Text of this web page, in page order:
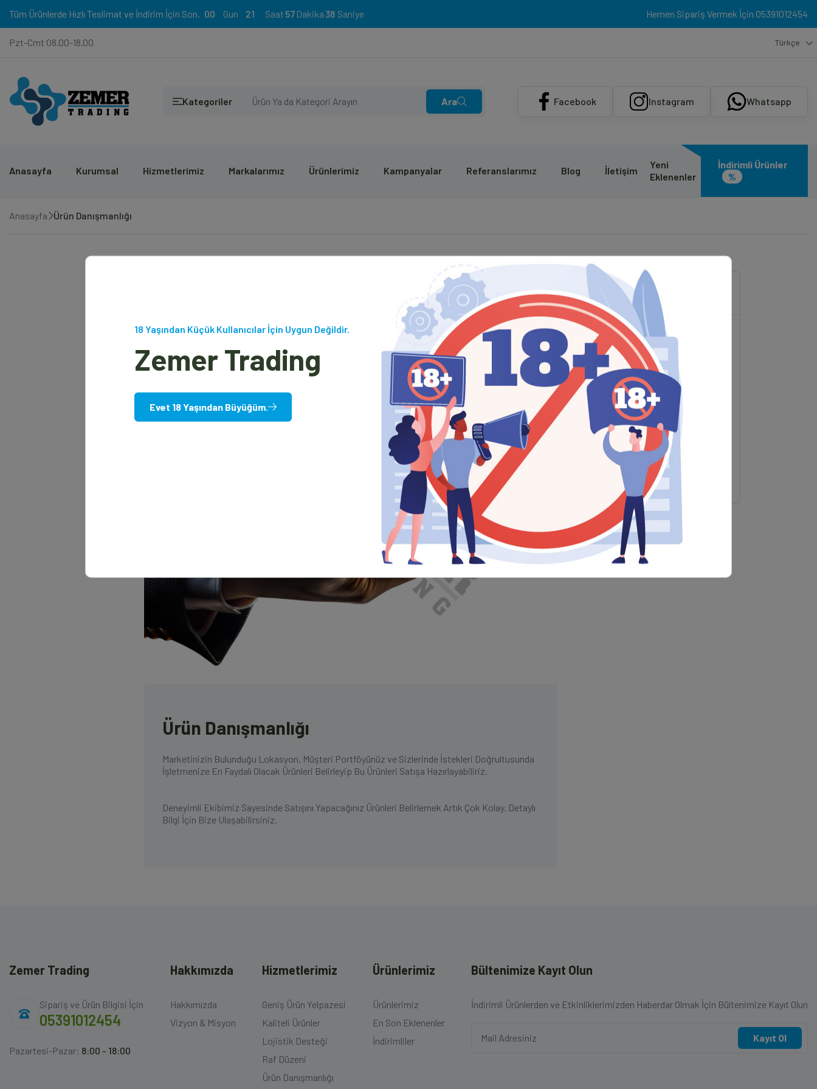
Tüm Ürünlerde Hızlı Teslimat ve İndirim İçin Son. 00 21 57 37 Hemen Sipariş Vermek İçin 05391012454
Pzt-Cmt 08.00-18.00 Türkçe
Kategoriler Ara Facebook Instagram Whatsapp
Anasayfa Kurumsal Hizmetlerimiz Markalarımız Ürünlerimiz Kampanyalar Referanslarımız Blog İletişim
Yeni
Eklenenler
İndirimli Ürünler
%
Anasayfa Ürün Danışmanlığı
Ürün Danışmanlığı
Marketinizin Bulunduğu Lokasyon, Müşteri Portföyünüz ve Sizlerinde İstekleri Doğrultusunda
İşletmenize En Faydalı Olacak Ürünleri Belirleyip Bu Ürünleri Satışa Hazırlayabiliriz.
Deneyimli Ekibimiz Sayesinde Satışını Yapacağınız Ürünleri Belirlemek Artık Çok Kolay. Detaylı
Bilgi İçin Bize Ulaşabilirsiniz.
Diğer Hizmetler
Geniş Ürün Yelpazesi
Kaliteli Ürünler
Lojistik Desteği
Raf Düzeni
Ürün Danışmanlığı
Zemer Trading
Sipariş ve Ürün Bilgisi İçin
05391012454
Pazartesi-Pazar: 8:00 - 18:00
Hakkımızda
Hakkımızda
Vizyon & Misyon
Hizmetlerimiz
Geniş Ürün Yelpazesi
Kaliteli Ürünler
Lojistik Desteği
Raf Düzeni
Ürün Danışmanlığı
Ürünlerimiz
Ürünlerimiz
En Son Eklenenler
İndirimliler
Bültenimize Kayıt Olun
İndirimli Ürünlerden ve Etkinliklerimizden Haberdar Olmak İçin Bültenimize Kayıt Olun
Kayıt Ol
18 Yaşından Küçük Kullanıcılar İçin Uygun Değildir.
Zemer Trading
Evet 18 Yaşından Büyüğüm.